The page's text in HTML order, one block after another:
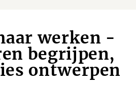
werken -
begrijpen,
ontwerpen